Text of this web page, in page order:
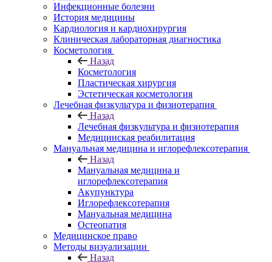
Инфекционные болезни
История медицины
Кардиология и кардиохирургия
Клиническая лабораторная диагностика
Косметология
Назад
Косметология
Пластическая хирургия
Эстетическая косметология
Лечебная физкультура и физиотерапия
Назад
Лечебная физкультура и физиотерапия
Медицинская реабилитация
Мануальная медицина и иглорефлексотерапия
Назад
Мануальная медицина и
иглорефлексотерапия
Акупунктура
Иглорефлексотерапия
Мануальная медицина
Остеопатия
Медицинское право
Методы визуализации
Назад